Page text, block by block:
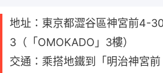
地址：東京都澀谷區神宮前4-
3（「OMOKADO」3樓）
交通：乘搭地鐵到「明治神宮